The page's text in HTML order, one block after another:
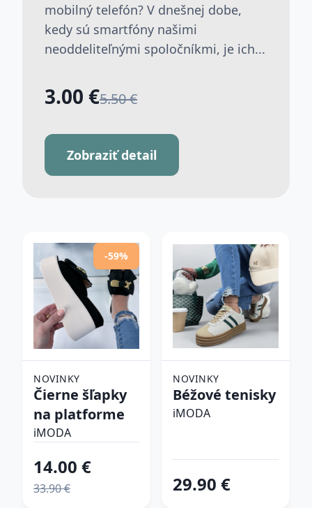
mobilný telefón? V dnešnej dobe,
kedy sú smartfóny našimi
neoddeliteľnými spoločníkmi, je ich...
3.00 €5.50 €
Zobraziť detail
-59%
NOVINKY
Čierne šľapky
na platforme
iMODA
14.00 €
33.90 €
NOVINKY
Béžové tenisky
iMODA
29.90 €